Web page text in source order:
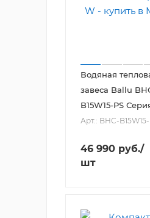
Водяная
завеса Ballu
B15W15-PS
Арт.: BHC-
46 990 руб./
шт